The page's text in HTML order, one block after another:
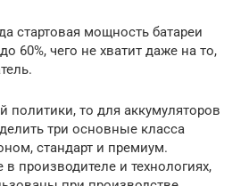
стартовая мощность батареи
60%, чего не хватит даже на то,
политики, то для аккумуляторов
три основные класса
стандарт и премиум.
производителе и технологиях,